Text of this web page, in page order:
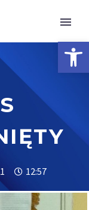
12:57